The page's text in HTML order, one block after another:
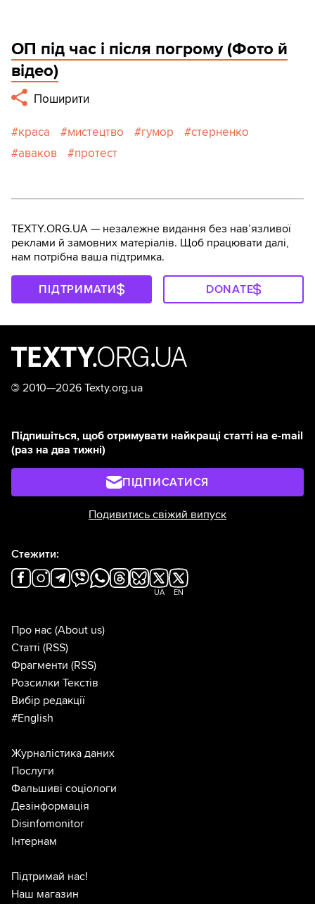
ОП під час і після погрому (Фото й
відео)
Поширити
краса мистецтво гумор
стерненко
аваков
протест
TEXTY.ORG.UA — незалежне видання без навʼязливої
реклами й замовних матеріалів. Щоб працювати далі,
нам потрібна ваша підтримка.
ПІДТРИМАТИ DONATE
© 2010—2026 Texty.org.ua
Підпишіться, щоб отримувати найкращі статті на e-mail
(раз на два тижні)
ПІДПИСАТИСЯ
Подивитись свіжий випуск
Стежити:
UA EN
Про нас (About us)
Статті (RSS)
Фрагменти (RSS)
Розсилки Текстів
Вибір редакції
#English
Журналістика даних
Послуги
Фальшиві соціологи
Дезінформація
Disinfomonitor
Інтернам
Підтримай нас!
Наш магазин